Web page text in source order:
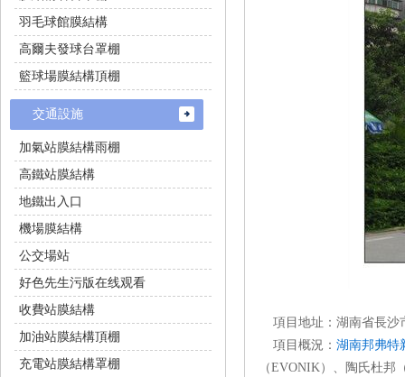
項目地址：湖南省長
項目概況： 湖南邦弗特
（EVONIK）、陶氏
羽毛球館膜結構
高爾夫發球台罩棚
籃球場膜結構頂棚
交通設施
加氣站膜結構雨棚
高鐵站膜結構
地鐵出入口
機場膜結構
公交場站
好色先生污版在线观看
收費站膜結構
加油站膜結構頂棚
充電站膜結構罩棚